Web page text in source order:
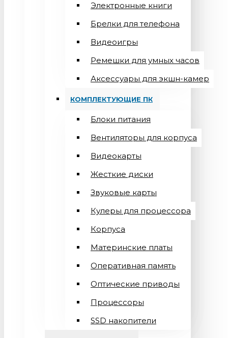
Электронные книги
Брелки для телефона
Видеоигры
Ремешки для умных часов
Аксессуары для экшн-камер
КОМПЛЕКТУЮЩИЕ ПК
Блоки питания
Вентиляторы для корпуса
Видеокарты
Жесткие диски
Звуковые карты
Кулеры для процессора
Корпуса
Материнские платы
Оперативная память
Оптические приводы
Процессоры
SSD накопители